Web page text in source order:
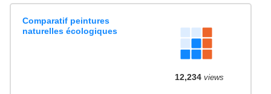
Comparatif peintures
naturelles écologiques
12,234views